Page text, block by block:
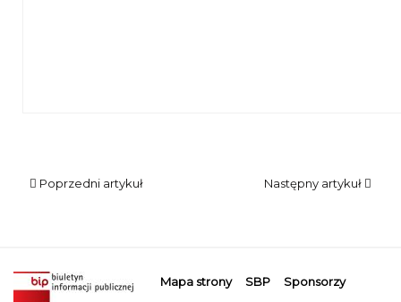
Poprzedni artykuł Następny artykuł
Mapa strony SBP Sponsorzy